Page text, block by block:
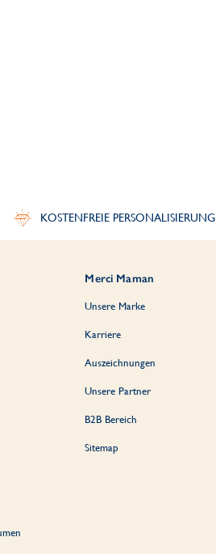
KOSTENFREIE PERSONALISIERUNG
Merci Maman
Unsere Marke
Karriere
Auszeichnungen
Unsere Partner
B2B Bereich
Sitemap